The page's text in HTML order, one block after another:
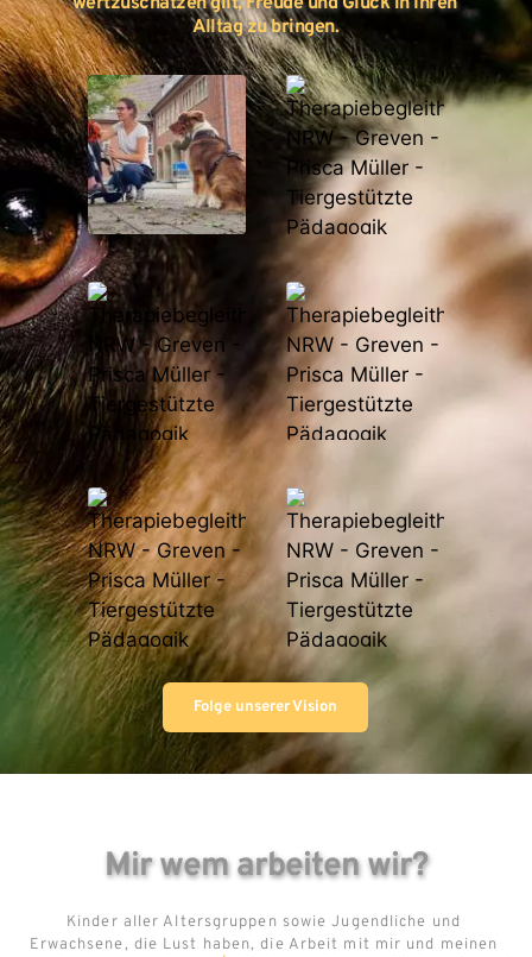
Alltag zu bringen.
Folge unserer Vision
Mir wem arbeiten wir?
Kinder aller Altersgruppen sowie Jugendliche und
Erwachsene, die Lust haben, die Arbeit mit mir und meinen